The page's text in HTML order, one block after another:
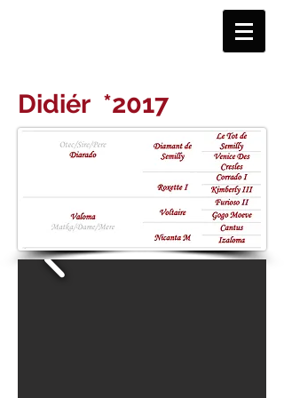
Didiér *2017